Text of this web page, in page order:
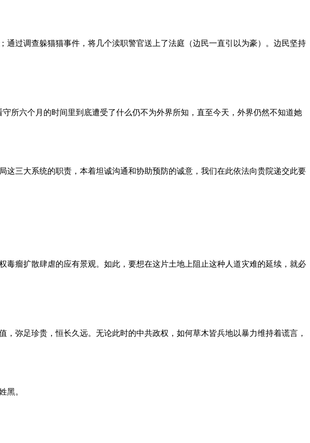
过调查躲猫猫事件，将几个渎职警官送上了法庭（边民一直引以为豪）。边民坚持
所六个月的时间里到底遭受了什么仍不为外界所知，直至今天，外界仍然不知道她
三大系统的职责，本着坦诚沟通和协助预防的诚意，我们在此依法向贵院递交此要
瘤扩散肆虐的应有景观。如此，要想在这片土地上阻止这种人道灾难的延续，就必
弥足珍贵，恒长久远。无论此时的中共政权，如何草木皆兵地以暴力维持着谎言，
黑。